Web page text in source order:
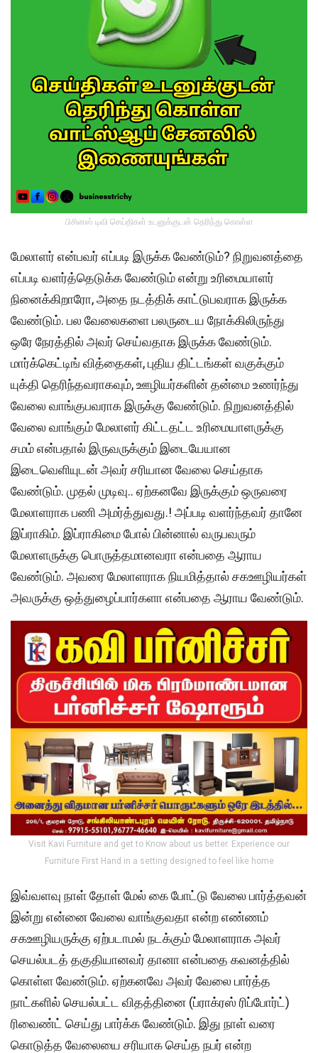
பிசினஸ் டிவி செய்திகள் உடனுக்குடன் தெரிந்து கொள்ள
மேலாளர் என்பவர் எப்படி இருக்க வேண்டும்? நிறுவனத்தை
எப்படி வளர்த்தெடுக்க வேண்டும் என்று உரிமையாளர்
நினைக்கிறாரோ, அதை நடத்திக் காட்டுபவராக இருக்க
வேண்டும். பல வேலைகளை பலருடைய நோக்கிலிருந்து
ஒரே நேரத்தில் அவர் செய்வதாக இருக்க வேண்டும்.
மார்க்கெட்டிங் வித்தைகள், புதிய திட்டங்கள் வகுக்கும்
யுக்தி தெரிந்தவராகவும், ஊழியர்களின் தன்மை உணர்ந்து
வேலை வாங்குபவராக இருக்கு வேண்டும். நிறுவனத்தில்
வேலை வாங்கும் மேலாளர் கிட்டதட்ட உரிமையாளருக்கு
சமம் என்பதால் இருவருக்கும் இடையேயான
இடைவெளியுடன் அவர் சரியான வேலை செய்தாக
வேண்டும். முதல் முடிவு.. ஏற்கனவே இருக்கும் ஒருவரை
மேலாளராக பணி அமர்த்துவது.! அப்படி வளர்ந்தவர் தானே
இப்ராகிம். இப்ராகிமை போல் பின்னால் வருபவரும்
மேலாளருக்கு பொருத்தமானவரா என்பதை ஆராய
வேண்டும். அவரை மேலாளராக நியமித்தால் சகஊழியர்கள்
அவருக்கு ஒத்துழைப்பார்களா என்பதை ஆராய வேண்டும்.
Visit Kavi Furniture and get to Know about us better. Experience our
Furniture First Hand in a setting designed to feel like home
இவ்வளவு நாள் தோள் மேல் கை போட்டு வேலை பார்த்தவன்
இன்று என்னை வேலை வாங்குவதா என்ற எண்ணம்
சகஊழியருக்கு ஏற்படாமல் நடக்கும் மேலாளராக அவர்
செயல்படத் தகுதியானவர் தானா என்பதை கவனத்தில்
கொள்ள வேண்டும். ஏற்கனவே அவர் வேலை பார்த்த
நாட்களில் செயல்பட்ட விதத்தினை (ப்ராக்ரஸ் ரிப்போர்ட்)
ரிவைண்ட் செய்து பார்க்க வேண்டும். இது நாள் வரை
கொடுத்த வேலையை சரியாக செய்த நபர் என்ற